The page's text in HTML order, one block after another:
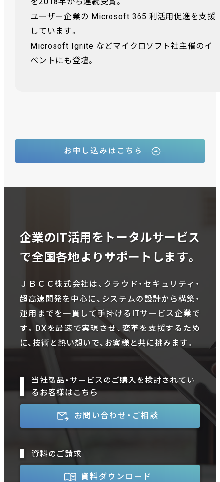
ユーザー企業の Microsoft 365 利活用促進を支援
しています。
Microsoft Ignite などマイクロソフト社主催のイ
ベントにも登壇。
お申し込みはこちら
企業のIT活用をトータルサービス
で全国各地よりサポートします。
ＪＢＣＣ株式会社は、クラウド・セキュリティ・
超高速開発を中心に、システムの設計から構築・
運用までを一貫して手掛けるITサービス企業で
す。DXを最速で実現させ、変革を支援するため
に、技術と熱い想いで、お客様と共に挑みます。
当社製品・サービスのご購入を検討されてい
るお客様はこちら
お問い合わせ・ご相談
資料のご請求
資料ダウンロード